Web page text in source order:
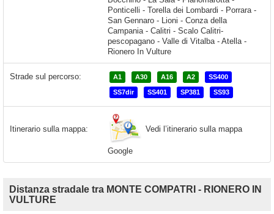
Strade sul percorso: A1 A30 A16 A2 SS400
SS7dir SS401 SP381 SS93
Itinerario sulla mappa: Vedi l’itinerario sulla mappa
Google
Distanza stradale tra MONTE COMPATRI - RIONERO IN
VULTURE